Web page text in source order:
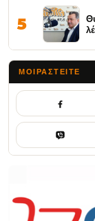
5
ΜΟΙΡΑΣΤΕΊΤΕ